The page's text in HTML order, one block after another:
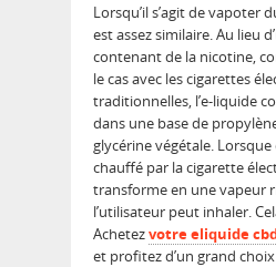
Lorsqu’il s’agit de vapoter
est assez similaire. Au lieu
contenant de la nicotine,
le cas avec les cigarettes
traditionnelles, l’e-liquide
dans une base de
glycérine végétale.
chauffé par la cigarette
transforme en une vapeur
l’utilisateur peut inhaler.
Achetezvotre eliquide
et profitez d’un grand